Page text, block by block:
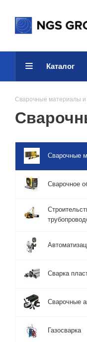
Каталог
Сварочные материалы и
Сварочные
Сварочное
Сварка
Сварочные
Газосварка